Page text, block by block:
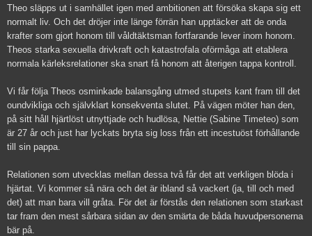
Theo släpps ut i samhället igen med ambitionen att försöka skapa sig ett
normalt liv. Och det dröjer inte länge förrän han upptäcker att de onda
krafter som gjort honom till våldtäktsman fortfarande lever inom honom.
Theos starka sexuella drivkraft och katastrofala oförmåga att etablera
normala kärleksrelationer ska snart få honom att återigen tappa kontroll.
Vi får följa Theos osminkade balansgång utmed stupets kant fram till det
oundvikliga och självklart konsekventa slutet. På vägen möter han den,
på sitt håll hjärtlöst utnyttjade och hudlösa, Nettie (Sabine Timeteo) som
är 27 år och just har lyckats bryta sig loss från ett incestuöst förhållande
till sin pappa.
Relationen som utvecklas mellan dessa två får det att verkligen blöda i
hjärtat. Vi kommer så nära och det är ibland så vackert (ja, till och med
det) att man bara vill gråta. För det är förstås den relationen som starkast
tar fram den mest sårbara sidan av den smärta de båda huvudpersonerna
bär på.